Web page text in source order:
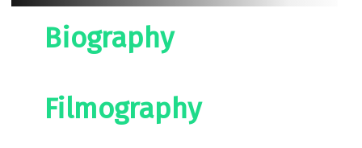
Biography
Filmography